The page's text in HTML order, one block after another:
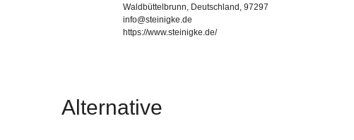
Waldbüttelbrunn, Deutschland, 97297
info@steinigke.de
https://www.steinigke.de/
Alternative